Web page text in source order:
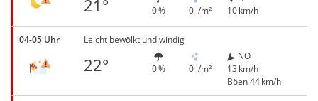
21° 0 % 0 l/m²
10 km/h
04-05 Uhr Leicht bewölkt und windig
22° 0 % 0 l/m²
NO
13 km/h
Böen 44 km/h